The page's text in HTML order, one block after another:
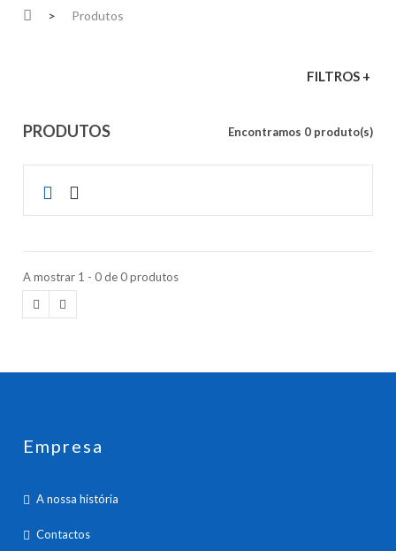
> Produtos
FILTROS +
PRODUTOS Encontramos 0 produto(s)
A mostrar 1 - 0 de 0 produtos
Empresa
A nossa história
Contactos